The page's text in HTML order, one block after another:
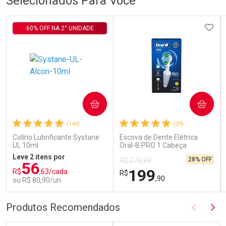
(140)
Colírio Lubrificante Systane
UL 10ml
60% OFF NA 2° UNIDADE
Leve 2 itens por
R$56,63/cada
ou R$ 80,90/un
COMPRAR
FECHAR
FECHAR
Por Menos
(29)
Escova de Dente Elétrica
Oral-B PRO 1 Cabeça
Redonda Recarregável 1
Unidade
R$ 278,99
R$199,90
28% OFF
COMPRAR
Por Menos
Produtos Recomendados Imagem